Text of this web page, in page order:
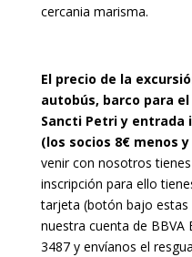
cercania marisma.
El precio de la
autobús, barco para
Sancti Petri y
(los socios 8€ menos
venir con nosotros
inscripción para ello
tarjeta (botón bajo estas
nuestra cuenta de BBVA
3487 y envíanos el